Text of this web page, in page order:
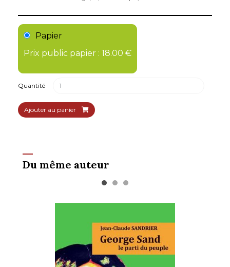
Papier
Prix public papier : 18.00 €
Quantité
Ajouter au panier
Du même auteur